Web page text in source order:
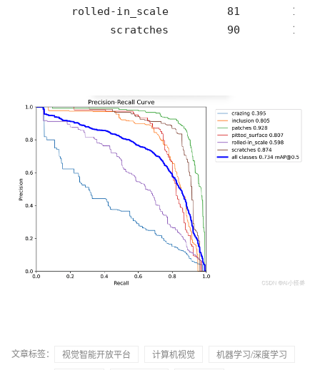
scratches         90
文章标签： 视觉智能开放平台 计算机视觉
机器学习/深度学习